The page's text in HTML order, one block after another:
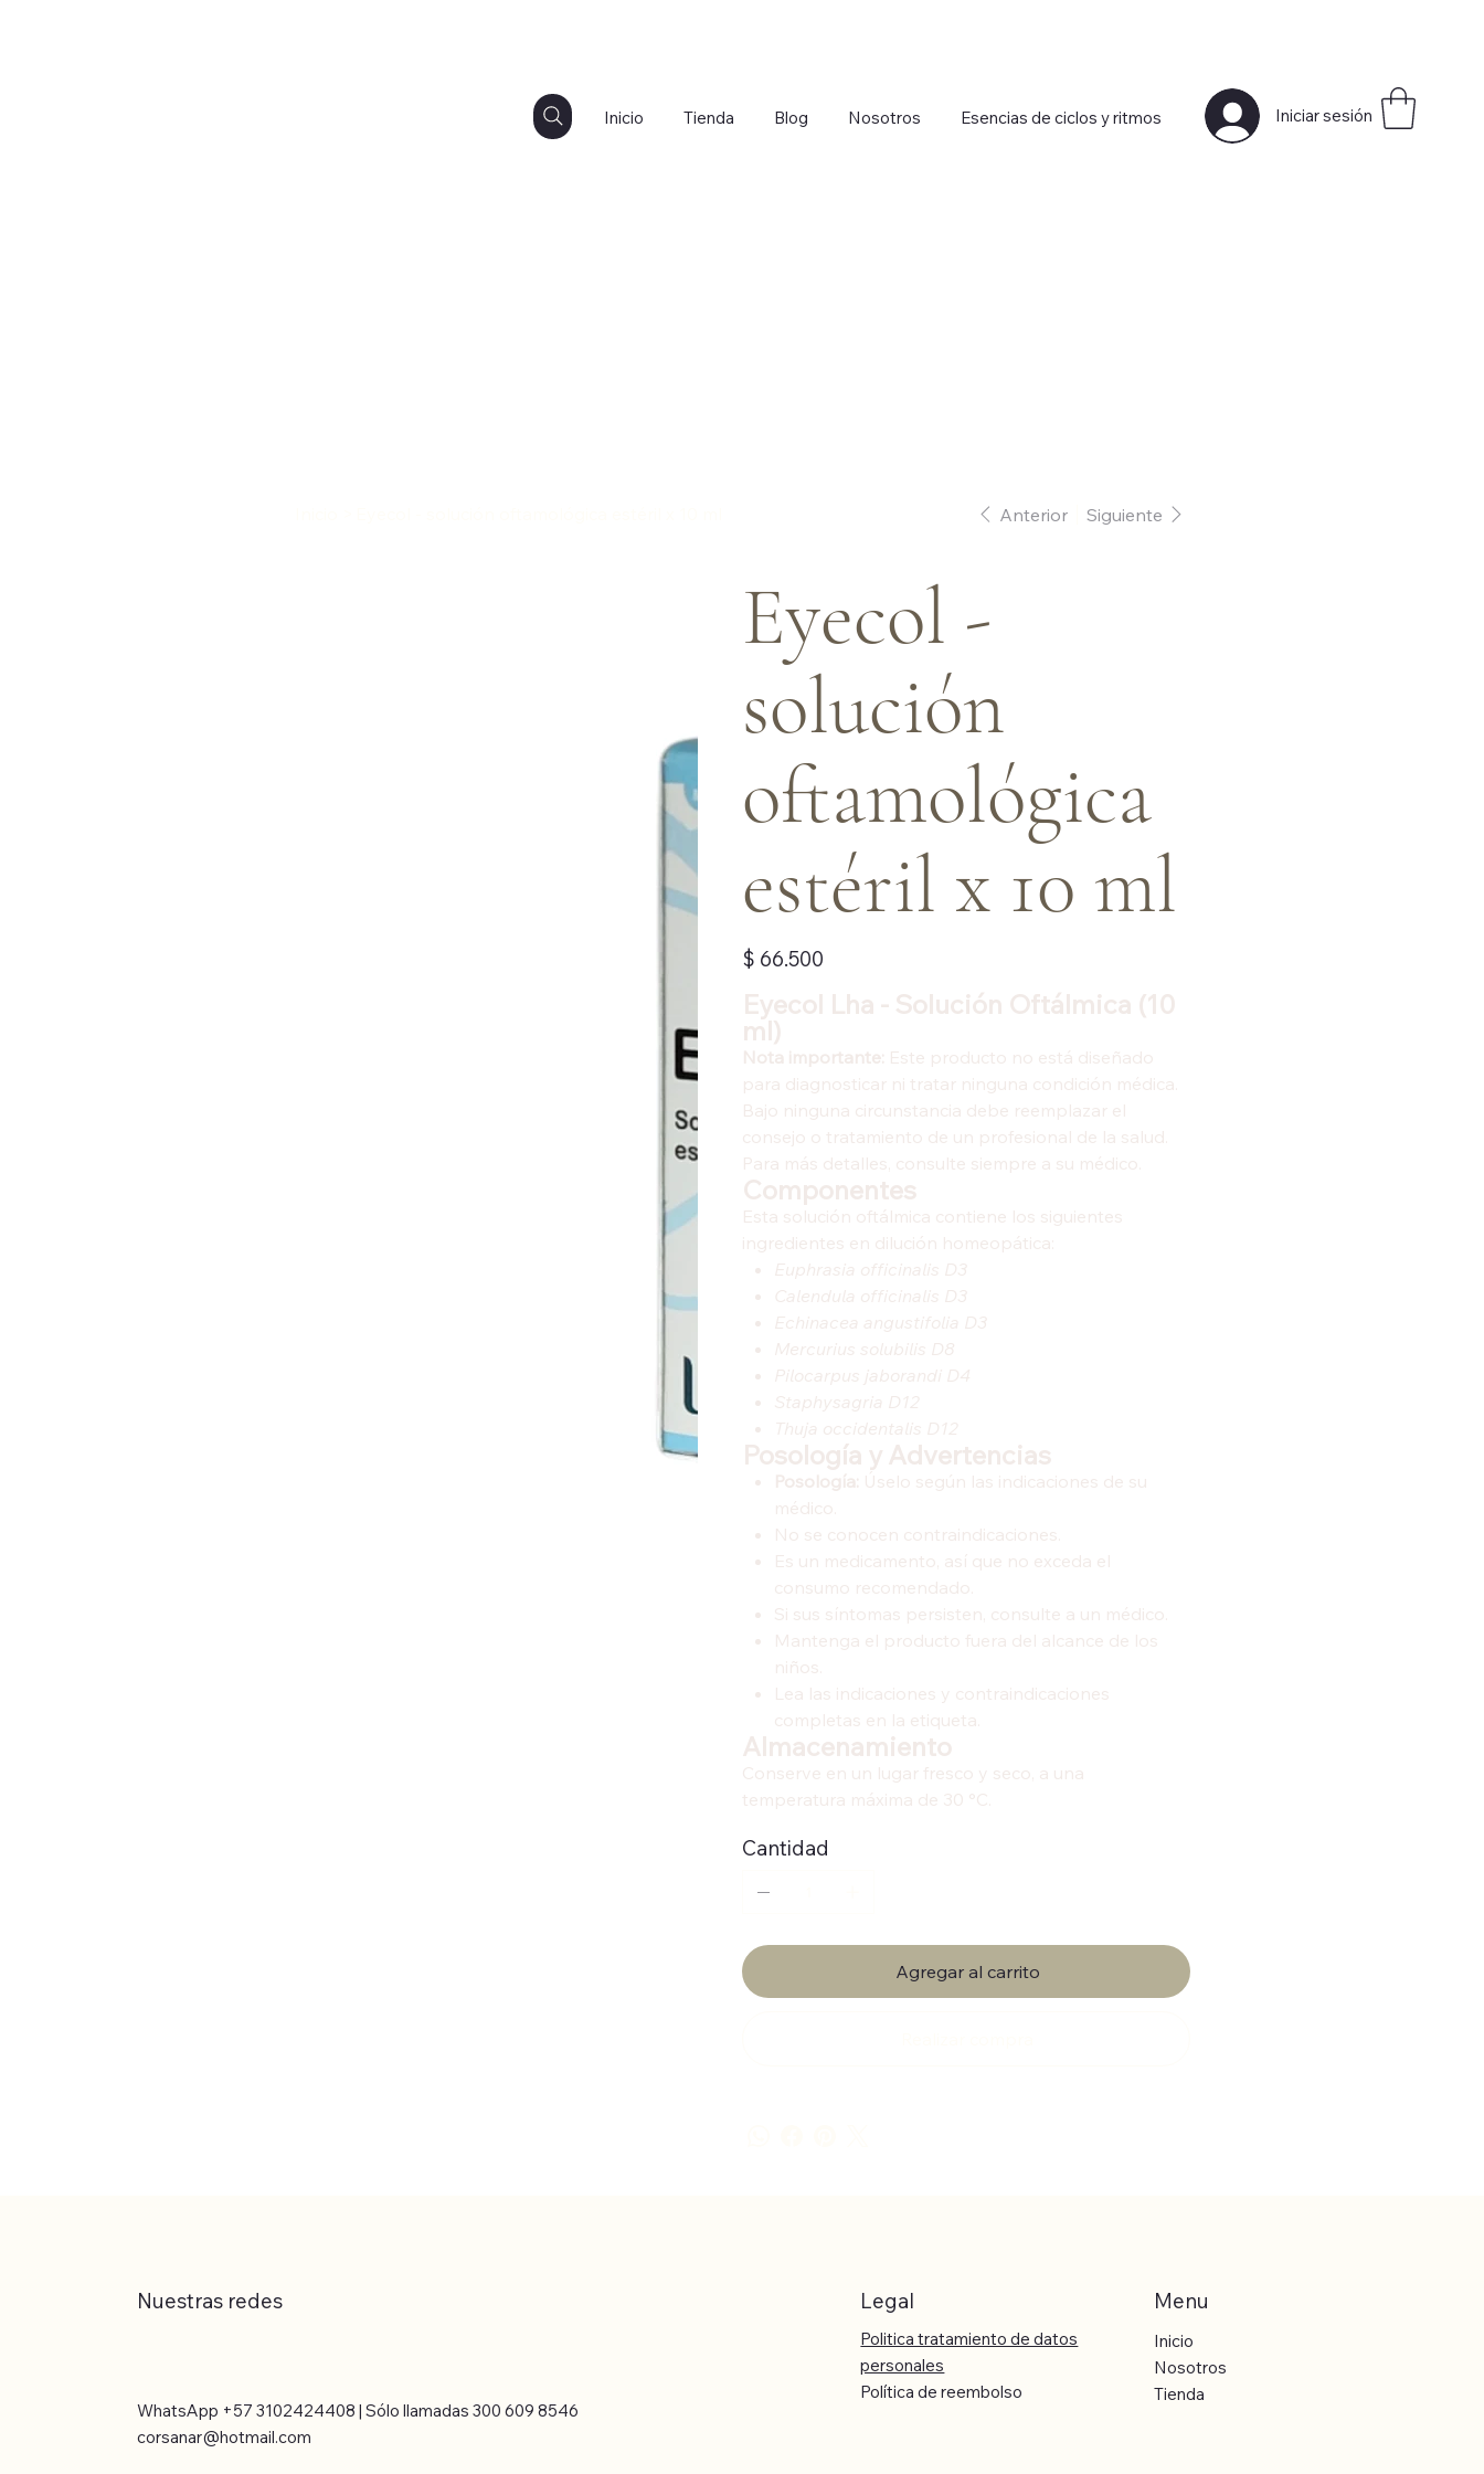
Iniciar sesión
Inicio Tienda Blog Nosotros Esencias de ciclos y ritmos
Anterior Siguiente
Eyecol -
solución
oftamológica
estéril x 10 ml
Precio
$ 66.500
Eyecol Lha - Solución Oftálmica (10
ml)
Nota importante: Este producto no está diseñado
para diagnosticar ni tratar ninguna condición médica.
Bajo ninguna circunstancia debe reemplazar el
consejo o tratamiento de un profesional de la salud.
Para más detalles, consulte siempre a su médico.
Componentes
Esta solución oftálmica contiene los siguientes
ingredientes en dilución homeopática:
Euphrasia officinalis D3
Calendula officinalis D3
Echinacea angustifolia D3
Mercurius solubilis D8
Pilocarpus jaborandi D4
Staphysagria D12
Thuja occidentalis D12
Posología y Advertencias
Posología: Úselo según las indicaciones de su
médico.
No se conocen contraindicaciones.
Es un medicamento, así que no exceda el
consumo recomendado.
Si sus síntomas persisten, consulte a un médico.
Mantenga el producto fuera del alcance de los
niños.
Lea las indicaciones y contraindicaciones
completas en la etiqueta.
Almacenamiento
Conserve en un lugar fresco y seco, a una
temperatura máxima de 30 °C.
Cantidad
Agregar al carrito
Nuestras redes
WhatsApp +57 3102424408 | Sólo llamadas 300 609 8546
corsanar@hotmail.com
Legal
Politica tratamiento de datos
personales
Política de reembolso
Menu
Inicio
Nosotros
Tienda